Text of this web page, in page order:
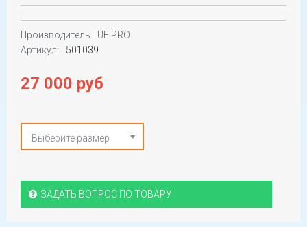
Производитель
UF PRO
Артикул:
501039
27 000 руб
Выберите размер
ЗАДАТЬ ВОПРОС ПО ТОВАРУ